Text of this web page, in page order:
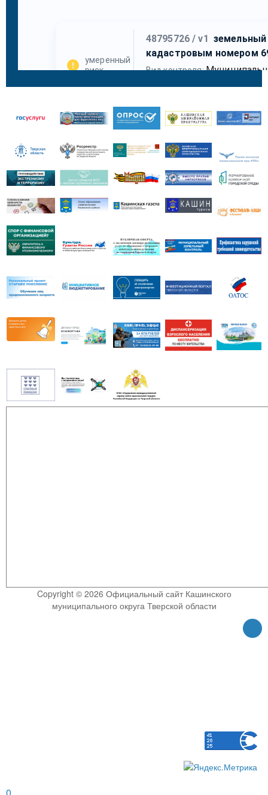
Copyright © 2026 Официальный сайт Кашинского
муниципального округа Тверской области